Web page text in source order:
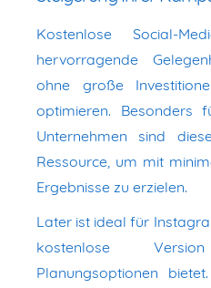
Kostenlose Social-
hervorragende
ohne große
optimieren. Besonders
Unternehmen sind
Ressource, um mit
Ergebnisse zu erzielen.
Later ist ideal für
kostenlose
Planungsoptionen